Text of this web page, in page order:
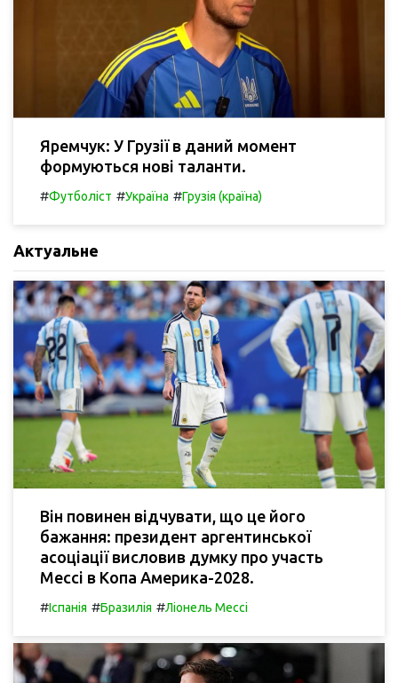
Яремчук: У Грузії в даний момент
формуються нові таланти.
#Футболіст #Україна #Грузія (країна)
Актуальне
Він повинен відчувати, що це його
бажання: президент аргентинської
асоціації висловив думку про участь
Мессі в Копа Америка-2028.
#Іспанія #Бразилія #Ліонель Мессі